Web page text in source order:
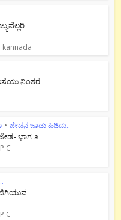
ನಿಂತರೆ
• ಜೇಡನ ಜಾಡು ಹಿಡಿದು..
ಭಾಗ ೨
C
C